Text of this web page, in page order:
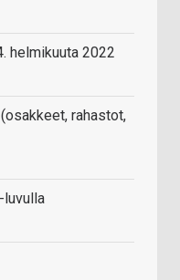
helmikuuta 2022
rahastot,
luvulla